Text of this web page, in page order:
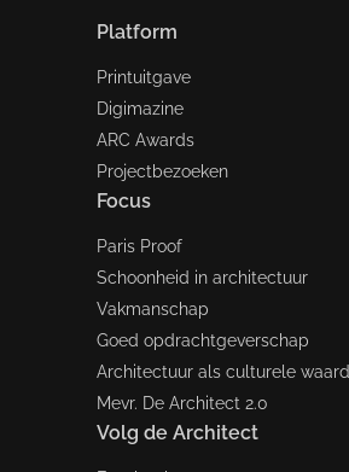
Platform
Printuitgave
Digimazine
ARC Awards
Projectbezoeken
Focus
Paris Proof
Schoonheid in architectuur
Vakmanschap
Goed opdrachtgeverschap
Architectuur als culturele
Mevr. De Architect 2.0
Volg de Architect